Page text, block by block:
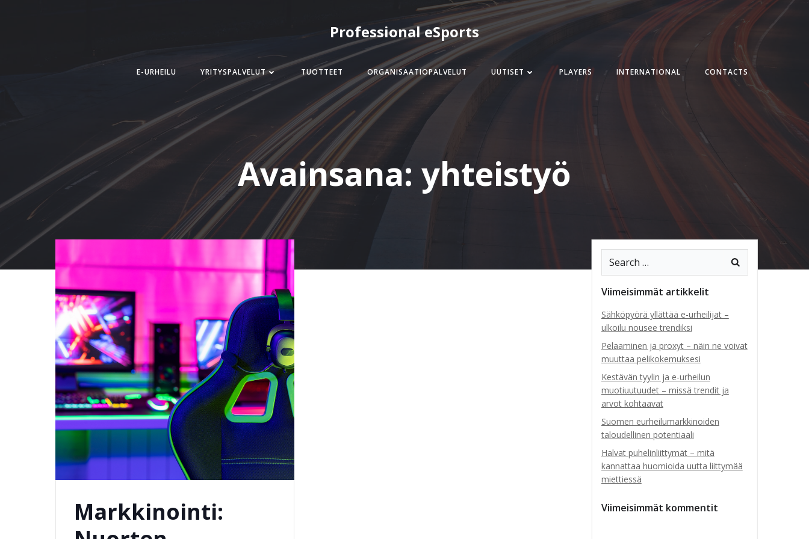
Professional eSports
E-URHEILU YRITYSPALVELUT TUOTTEET ORGANISAATIOPALVELUT UUTISET PLAYERS INTERNATIONAL CONTACTS
Avainsana: yhteistyö
Markkinointi:
Viimeisimmät artikkelit
Sähköpyörä yllättää e-urheilijat –
ulkoilu nousee trendiksi
Pelaaminen ja proxyt – näin ne voivat
muuttaa pelikokemuksesi
Kestävän tyylin ja e-urheilun
muotiuutuudet – missä trendit ja
arvot kohtaavat
Suomen eurheilumarkkinoiden
taloudellinen potentiaali
Halvat puhelinliittymät – mitä
kannattaa huomioida uutta liittymää
miettiessä
Viimeisimmät kommentit